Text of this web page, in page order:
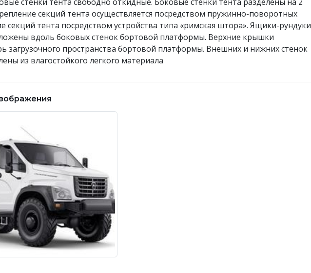
секций тента осуществляется посредством пружинно-поворотных
секций тента посредством устройства типа «римская штора». Ящики-рундуки
вдоль боковых стенок бортовой платформы. Верхние крышки
загрузочного пространства бортовой платформы. Внешних и нижних стенок
из влагостойкого легкого материала